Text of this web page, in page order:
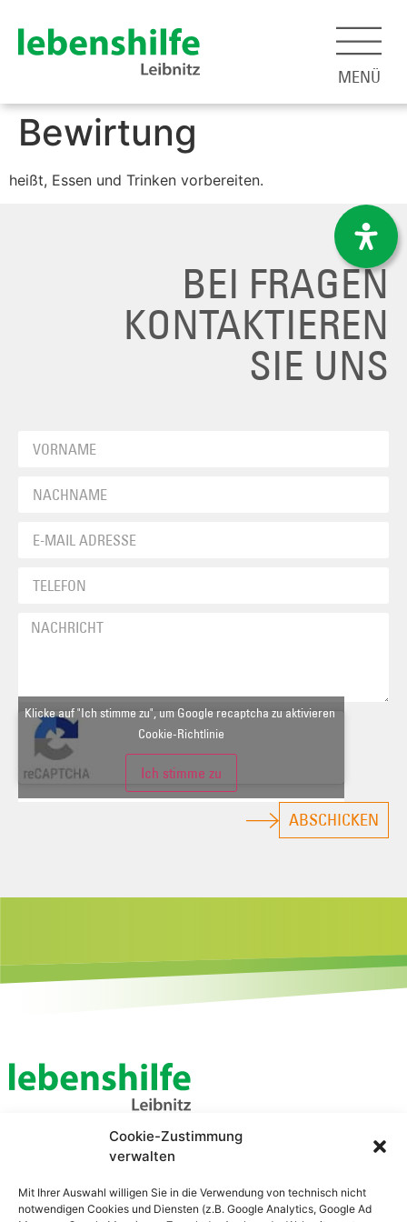
Cookie-Zustimmung
verwalten
Mit Ihrer Auswahl willigen Sie in die Verwendung von technisch nicht
notwendigen Cookies und Diensten (z.B. Google Analytics, Google Ad
MENÜ
Bewirtung
heißt, Essen und Trinken vorbereiten.
BEI FRAGEN
KONTAKTIEREN
SIE UNS
Klicke auf "Ich stimme zu", um Google recaptcha zu aktivieren
Cookie-Richtlinie
Ich stimme zu
ABSCHICKEN
Lebenshilfe Leibnitz
Zentrale Verwaltung
8430 Leibnitz